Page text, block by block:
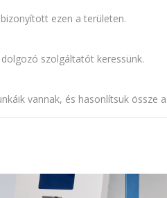
ezen a területen.
szolgáltatót keressünk.
vannak, és hasonlítsuk össze